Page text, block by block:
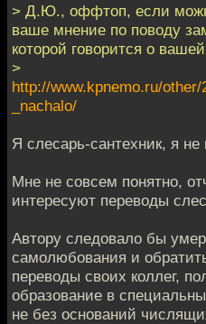
> Д.Ю., оффтоп, если
ваше мнение по поводу
которой говорится о
>
http://www.kpnemo.ru/
_nachalo/
Я слесарь-сантехник, я не
Мне не совсем понятно,
интересуют переводы
Автору следовало бы
самолюбования и
переводы своих коллег,
образование в
не без оснований